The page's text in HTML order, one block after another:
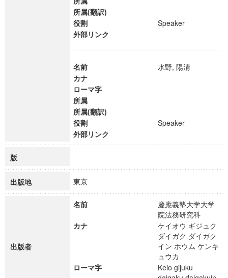
所属(翻訳)
役割
Speaker
外部リンク
名前
水野, 陽清
カナ
ローマ字
所属
所属(翻訳)
役割
Speaker
外部リンク
版
出版地 東京
出版者
名前
慶應義塾大学大学
院法務研究科
カナ
ケイオウ ギジュク
ダイガク ダイガク
イン ホウム ケンキ
ュウカ
ローマ字
Keio gijuku